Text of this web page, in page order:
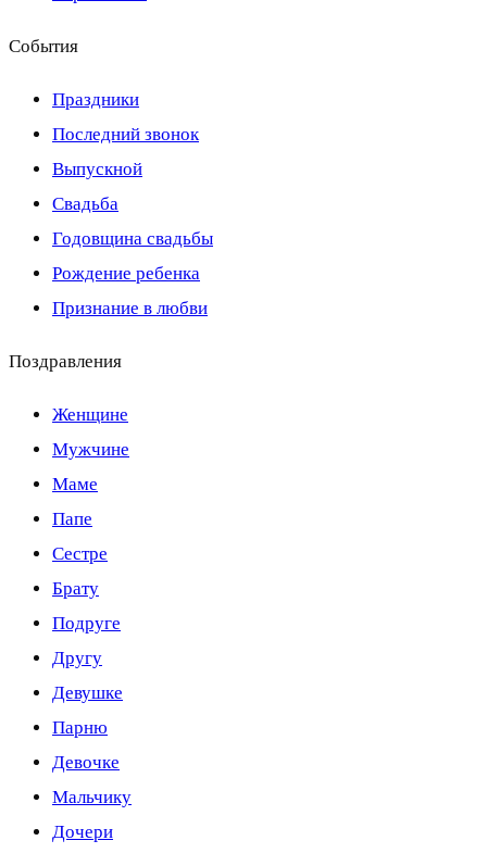
События
Праздники
Последний звонок
Выпускной
Свадьба
Годовщина свадьбы
Рождение ребенка
Признание в любви
Поздравления
Женщине
Мужчине
Маме
Папе
Сестре
Брату
Подруге
Другу
Девушке
Парню
Девочке
Мальчику
Дочери